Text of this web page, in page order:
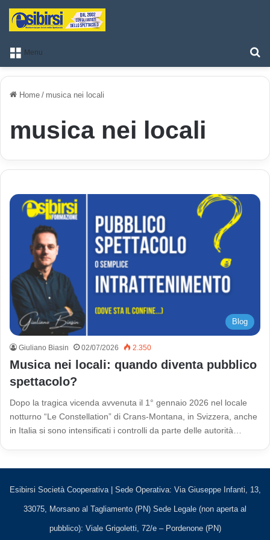
Menu
Home / musica nei locali
musica nei locali
Blog
Giuliano Biasin 02/07/2026 2.350
Musica nei locali: quando diventa pubblico
spettacolo?
Dopo la tragica vicenda avvenuta il 1° gennaio 2026 nel locale
notturno “Le Constellation” di Crans-Montana, in Svizzera, anche
in Italia si sono intensificati i controlli da parte delle autorità…
Esibirsi Società Cooperativa | Sede Operativa: Via Giuseppe Infanti, 13,
33075, Morsano al Tagliamento (PN) Sede Legale (non aperta al
pubblico): Viale Grigoletti, 72/e – Pordenone (PN)